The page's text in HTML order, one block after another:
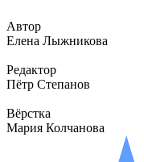
Автор
Елена Лыжникова
Редактор
Пётр Степанов
Вёрстка
Мария Колчанова